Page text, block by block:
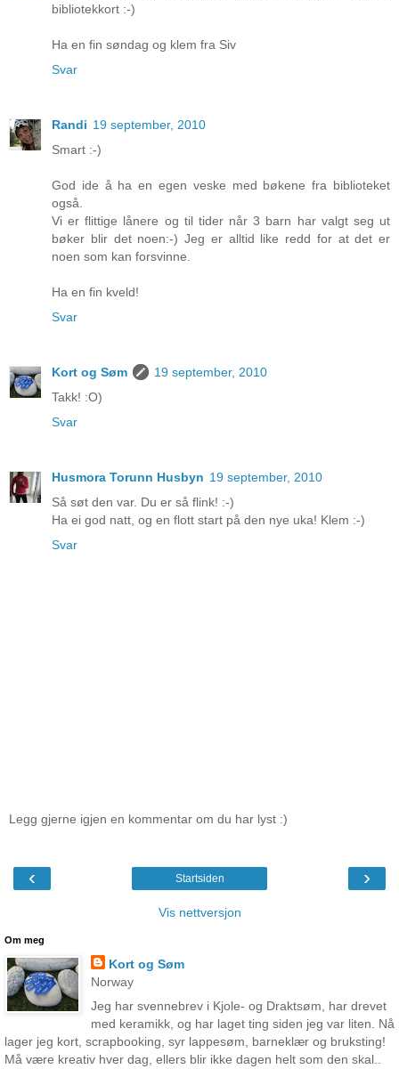
bibliotekkort :-)
Ha en fin søndag og klem fra Siv
Svar
Randi 19 september, 2010
Smart :-)
God ide å ha en egen veske med bøkene fra biblioteket
også.
Vi er flittige lånere og til tider når 3 barn har valgt seg ut
bøker blir det noen:-) Jeg er alltid like redd for at det er
noen som kan forsvinne.
Ha en fin kveld!
Svar
Kort og Søm
19 september, 2010
Takk! :O)
Svar
Husmora Torunn Husbyn 19 september, 2010
Så søt den var. Du er så flink! :-)
Ha ei god natt, og en flott start på den nye uka! Klem :-)
Svar
Legg gjerne igjen en kommentar om du har lyst :)
‹ ›
Startsiden
Vis nettversjon
Om meg
Kort og Søm
Norway
Jeg har svennebrev i Kjole- og Draktsøm, har drevet
med keramikk, og har laget ting siden jeg var liten. Nå
lager jeg kort, scrapbooking, syr lappesøm, barneklær og bruksting!
Må være kreativ hver dag, ellers blir ikke dagen helt som den skal..